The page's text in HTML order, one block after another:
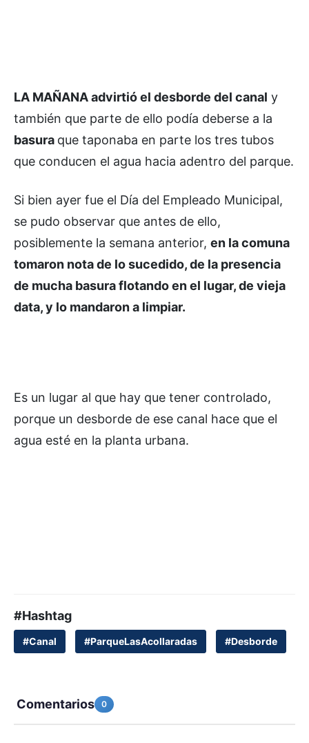
LA MAÑANA advirtió el desborde del canal y
también que parte de ello podía deberse a la
basura que taponaba en parte los tres tubos
que conducen el agua hacia adentro del parque.
Si bien ayer fue el Día del Empleado Municipal,
se pudo observar que antes de ello,
posiblemente la semana anterior, en la comuna
tomaron nota de lo sucedido, de la presencia
de mucha basura flotando en el lugar, de vieja
data, y lo mandaron a limpiar.
Es un lugar al que hay que tener controlado,
porque un desborde de ese canal hace que el
agua esté en la planta urbana.
#Hashtag
#Canal #ParqueLasAcollaradas #Desborde
Comentarios 0